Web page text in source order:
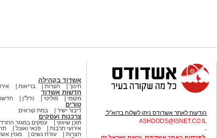
הודעות לאתר אשדודס ניתן לשלוח בדוא"ל:
ASHDODS@ISNET.CO.IL
-
אשדוד בקהילה
חינוך חצרות בריאות
חדשות אשדוד
מקומי פוליטי נדל"ן
טורים
דיבור ישיר במת קוראים
צרכנות ועסקים
תוכן שיווקי
עסקים במגזר
אירועי תרבות
פנאי ואוכל
חצרות
עזרת נשים
מגזין